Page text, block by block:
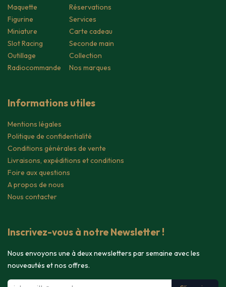
Maquette
Figurine
Miniature
Slot Racing
Outillage
Radiocommande
Réservations
Services
Carte cadeau
Seconde main
Collection
Nos marques
Informations utiles
Mentions légales
Politique de confidentialité
Conditions générales de vente
Livraisons, expéditions et conditions
Foire aux questions
A propos de nous
Nous contacter
Inscrivez-vous à notre Newsletter !
Nous envoyons une à deux newsletters par semaine avec les
nouveautés et nos offres.